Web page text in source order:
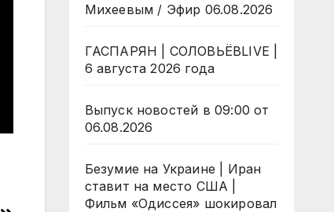
Михеевым / Эфир 06.08.2026
ГАСПАРЯН | СОЛОВЬЁВLIVE |
6 августа 2026 года
Выпуск новостей в 09:00 от
06.08.2026
Безумие на Украине | Иран
ставит на место США |
Фильм «Одиссея» шокировал